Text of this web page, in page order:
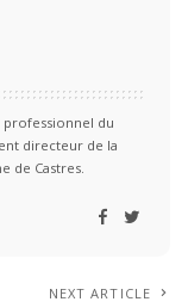
professionnel du
directeur de la
de Castres.
NEXT ARTICLE